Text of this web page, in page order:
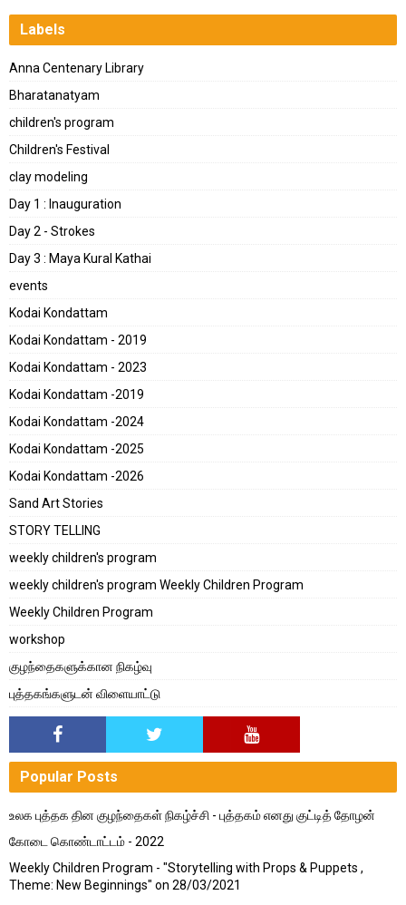
Labels
Anna Centenary Library
Bharatanatyam
children's program
Children's Festival
clay modeling
Day 1 : Inauguration
Day 2 - Strokes
Day 3 : Maya Kural Kathai
events
Kodai Kondattam
Kodai Kondattam - 2019
Kodai Kondattam - 2023
Kodai Kondattam -2019
Kodai Kondattam -2024
Kodai Kondattam -2025
Kodai Kondattam -2026
Sand Art Stories
STORY TELLING
weekly children's program
weekly children's program Weekly Children Program
Weekly Children Program
workshop
குழந்தைகளுக்கான நிகழ்வு
புத்தகங்களுடன் விளையாட்டு
Popular Posts
உலக புத்தக தின குழந்தைகள் நிகழ்ச்சி - புத்தகம் எனது குட்டித் தோழன்
கோடை கொண்டாட்டம் - 2022
Weekly Children Program - "Storytelling with Props & Puppets ,
Theme: New Beginnings" on 28/03/2021